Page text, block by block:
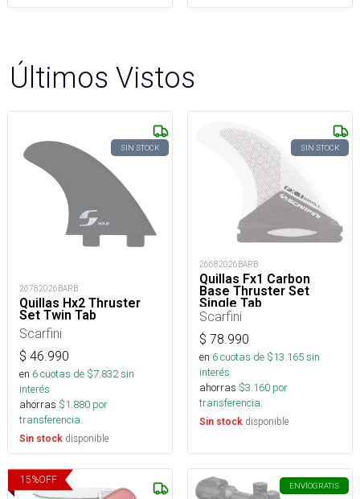
Últimos Vistos
SIN STOCK
26782026BARB
Quillas Hx2 Thruster
Set Twin Tab
Scarfini
$ 46.990
en 6cuotas de $7.832sin
interés
ahorras $1.880 por
transferencia.
Sin stock disponible
SIN STOCK
26682026BARB
Quillas Fx1 Carbon
Base Thruster Set
Single Tab
Scarfini
$ 78.990
en 6cuotas de $13.165sin
interés
ahorras $3.160 por
transferencia.
Sin stock disponible
15%OFF
ENVÍOGRATIS